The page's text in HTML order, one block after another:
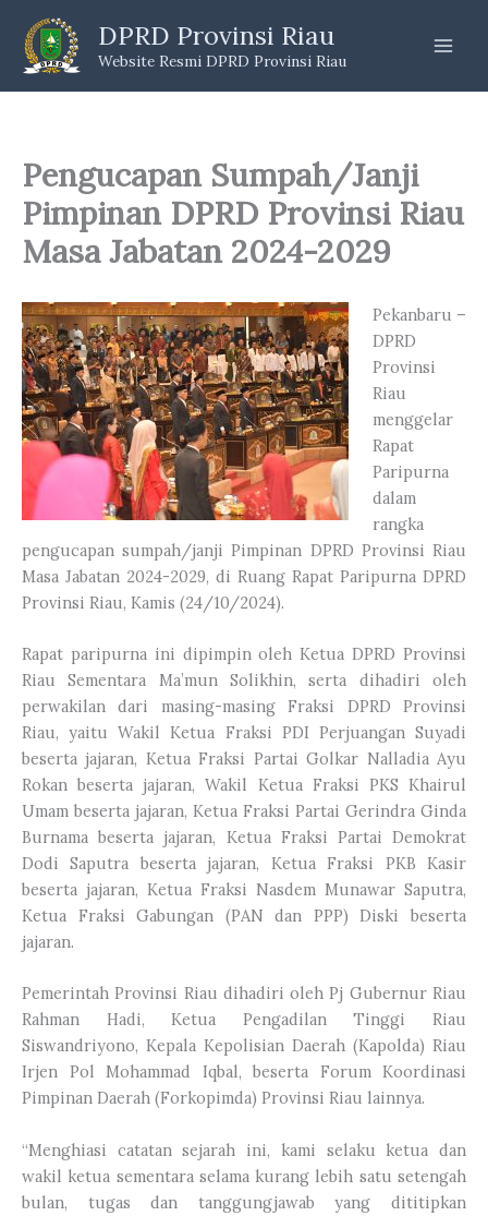
content
DPRD Provinsi Riau
Website Resmi DPRD Provinsi Riau
Pengucapan Sumpah/Janji
Pimpinan DPRD Provinsi Riau
Masa Jabatan 2024-2029
Pekanbaru –
DPRD
Provinsi
Riau
menggelar
Rapat
Paripurna
dalam
rangka
pengucapan sumpah/janji Pimpinan DPRD Provinsi Riau
Masa Jabatan 2024-2029, di Ruang Rapat Paripurna DPRD
Provinsi Riau, Kamis (24/10/2024).
Rapat paripurna ini dipimpin oleh Ketua DPRD Provinsi
Riau Sementara Ma’mun Solikhin, serta dihadiri oleh
perwakilan dari masing-masing Fraksi DPRD Provinsi
Riau, yaitu Wakil Ketua Fraksi PDI Perjuangan Suyadi
beserta jajaran, Ketua Fraksi Partai Golkar Nalladia Ayu
Rokan beserta jajaran, Wakil Ketua Fraksi PKS Khairul
Umam beserta jajaran, Ketua Fraksi Partai Gerindra Ginda
Burnama beserta jajaran, Ketua Fraksi Partai Demokrat
Dodi Saputra beserta jajaran, Ketua Fraksi PKB Kasir
beserta jajaran, Ketua Fraksi Nasdem Munawar Saputra,
Ketua Fraksi Gabungan (PAN dan PPP) Diski beserta
jajaran.
Pemerintah Provinsi Riau dihadiri oleh Pj Gubernur Riau
Rahman Hadi, Ketua Pengadilan Tinggi Riau
Siswandriyono, Kepala Kepolisian Daerah (Kapolda) Riau
Irjen Pol Mohammad Iqbal, beserta Forum Koordinasi
Pimpinan Daerah (Forkopimda) Provinsi Riau lainnya.
“Menghiasi catatan sejarah ini, kami selaku ketua dan
wakil ketua sementara selama kurang lebih satu setengah
bulan, tugas dan tanggungjawab yang dititipkan